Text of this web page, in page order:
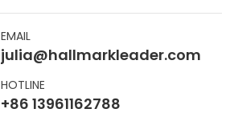
EMAIL
julia@hallmarkleader.com
HOTLINE
+86 13961162788